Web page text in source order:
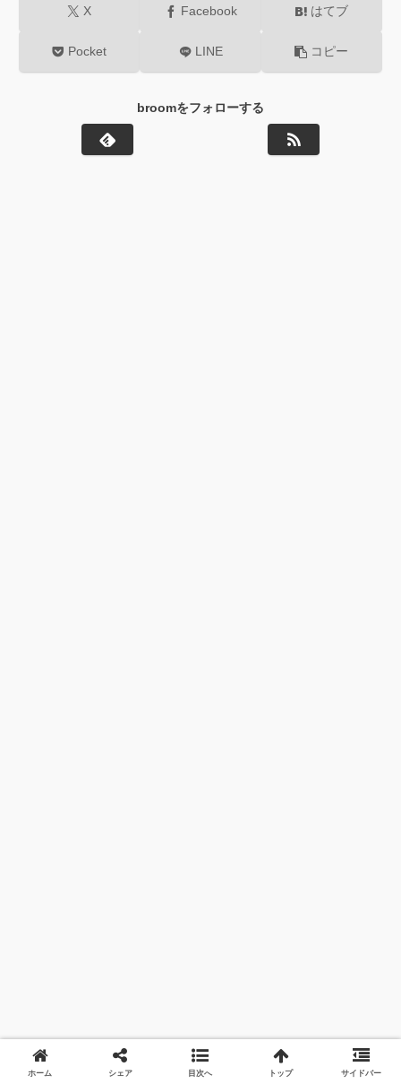
X Facebook はてブ
Pocket LINE コピー
broomをフォローする
ホーム シェア 目次へ トップ サイドバー